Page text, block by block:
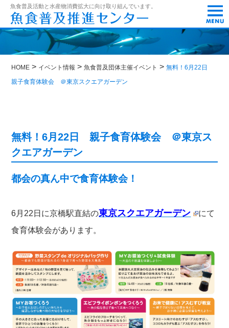
魚食普及活動と水産物消費拡大に向け取り組んでいます。
t
o
g
g
e
HOME > イベント情報 >魚食普及団体主催イベント >無料！6月22日
親子食育体験会 ＠東京スクエアガーデン
無料！6月22日 親子食育体験会 ＠東京ス
クエアガーデン
都会の真ん中で食育体験会！
6月22日に京橋駅直結の東京スクエアガーデン
にて
食育体験会があります。